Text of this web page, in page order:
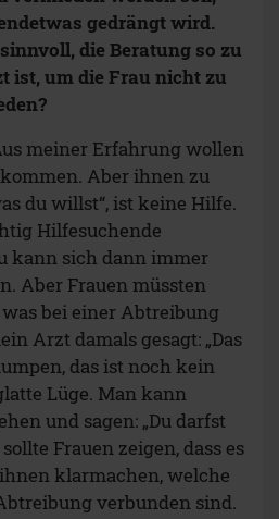
gedrängt wird.
die Beratung so zu
ist, um die Frau nicht zu
meiner Erfahrung wollen
Aber ihnen zu
du willst“, ist keine Hilfe.
Hilfesuchende
kann sich dann immer
Aber Frauen müssten
bei einer Abtreibung
Arzt damals gesagt: „Das
das ist noch kein
Lüge. Man kann
und sagen: „Du darfst
Frauen zeigen, dass es
klarmachen, welche
verbunden sind.